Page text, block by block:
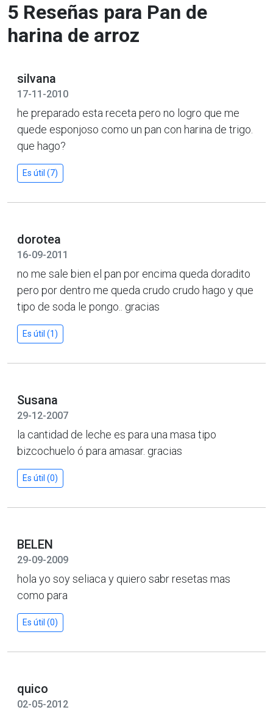
5 Reseñas para Pan de
harina de arroz
silvana
17-11-2010
he preparado esta receta pero no logro que me
quede esponjoso como un pan con harina de trigo.
que hago?
Es útil (7)
dorotea
16-09-2011
no me sale bien el pan por encima queda doradito
pero por dentro me queda crudo crudo hago y que
tipo de soda le pongo.. gracias
Es útil (1)
Susana
29-12-2007
la cantidad de leche es para una masa tipo
bizcochuelo ó para amasar. gracias
Es útil (0)
BELEN
29-09-2009
hola yo soy seliaca y quiero sabr resetas mas
como para
Es útil (0)
quico
02-05-2012